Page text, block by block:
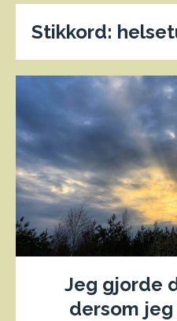
Stikkord:
Jeg gjorde
dersom jeg